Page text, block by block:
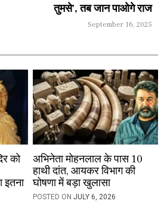
तुमसे', तब जान पाओगे राज
September 16, 2025
को
इतना
अभिनेता मोहनलाल के पास 10
हाथी दांत, आयकर विभाग की
घोषणा में बड़ा खुलासा
POSTED ONJULY 6, 2026